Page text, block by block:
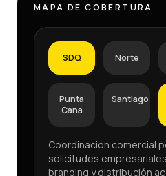
MAPA DE COBERTURA
SDQ Norte
Punta
Cana
Santiago
Coordinación comercial
solicitudes
branding y distribución